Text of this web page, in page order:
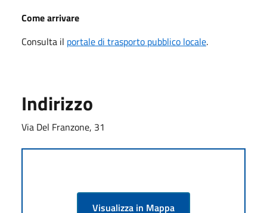
Come arrivare
Consulta il portale di trasporto pubblico locale.
Indirizzo
Via Del Franzone, 31
Visualizza in Mappa